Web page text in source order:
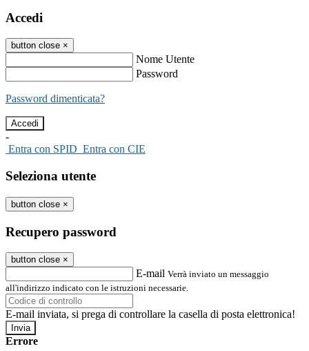
Accedi
button close ×
Nome Utente
Password
Password dimenticata?
-
Entra con SPID Entra con CIE
Seleziona utente
button close ×
Recupero password
button close ×
E-mail Verrà inviato un messaggio
all'indirizzo indicato con le istruzioni necessarie.
E-mail inviata, si prega di controllare la casella di posta elettronica!
Errore